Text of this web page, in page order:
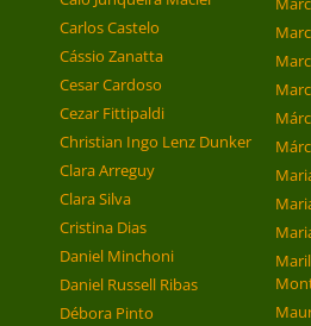
Carlos Castelo
Cássio Zanatta
Cesar Cardoso
Cezar Fittipaldi
Christian Ingo Lenz Dunker
Clara Arreguy
Clara Silva
Cristina Dias
Daniel Minchoni
Daniel Russell Ribas
Débora Pinto